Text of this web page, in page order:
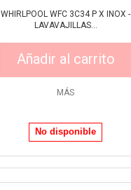
WHIRLPOOL WFC 3C34 P X INOX -
LAVAVAJILLAS...
Añadir al carrito
MÁS
No disponible
Vista rápida